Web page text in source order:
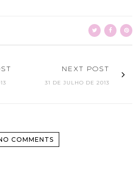
NEXT POST
31 DE JULHO DE 2013
COMMENTS